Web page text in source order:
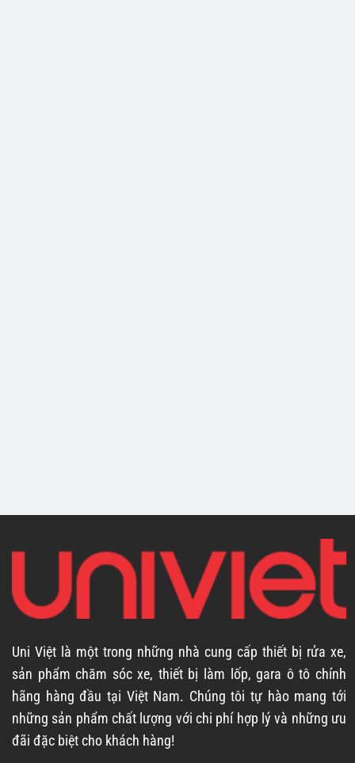
Uni Việt là một trong những nhà cung cấp thiết bị rửa xe,
sản phẩm chăm sóc xe, thiết bị làm lốp, gara ô tô chính
hãng hàng đầu tại Việt Nam. Chúng tôi tự hào mang tới
những sản phẩm chất lượng với chi phí hợp lý và những ưu
đãi đặc biệt cho khách hàng!